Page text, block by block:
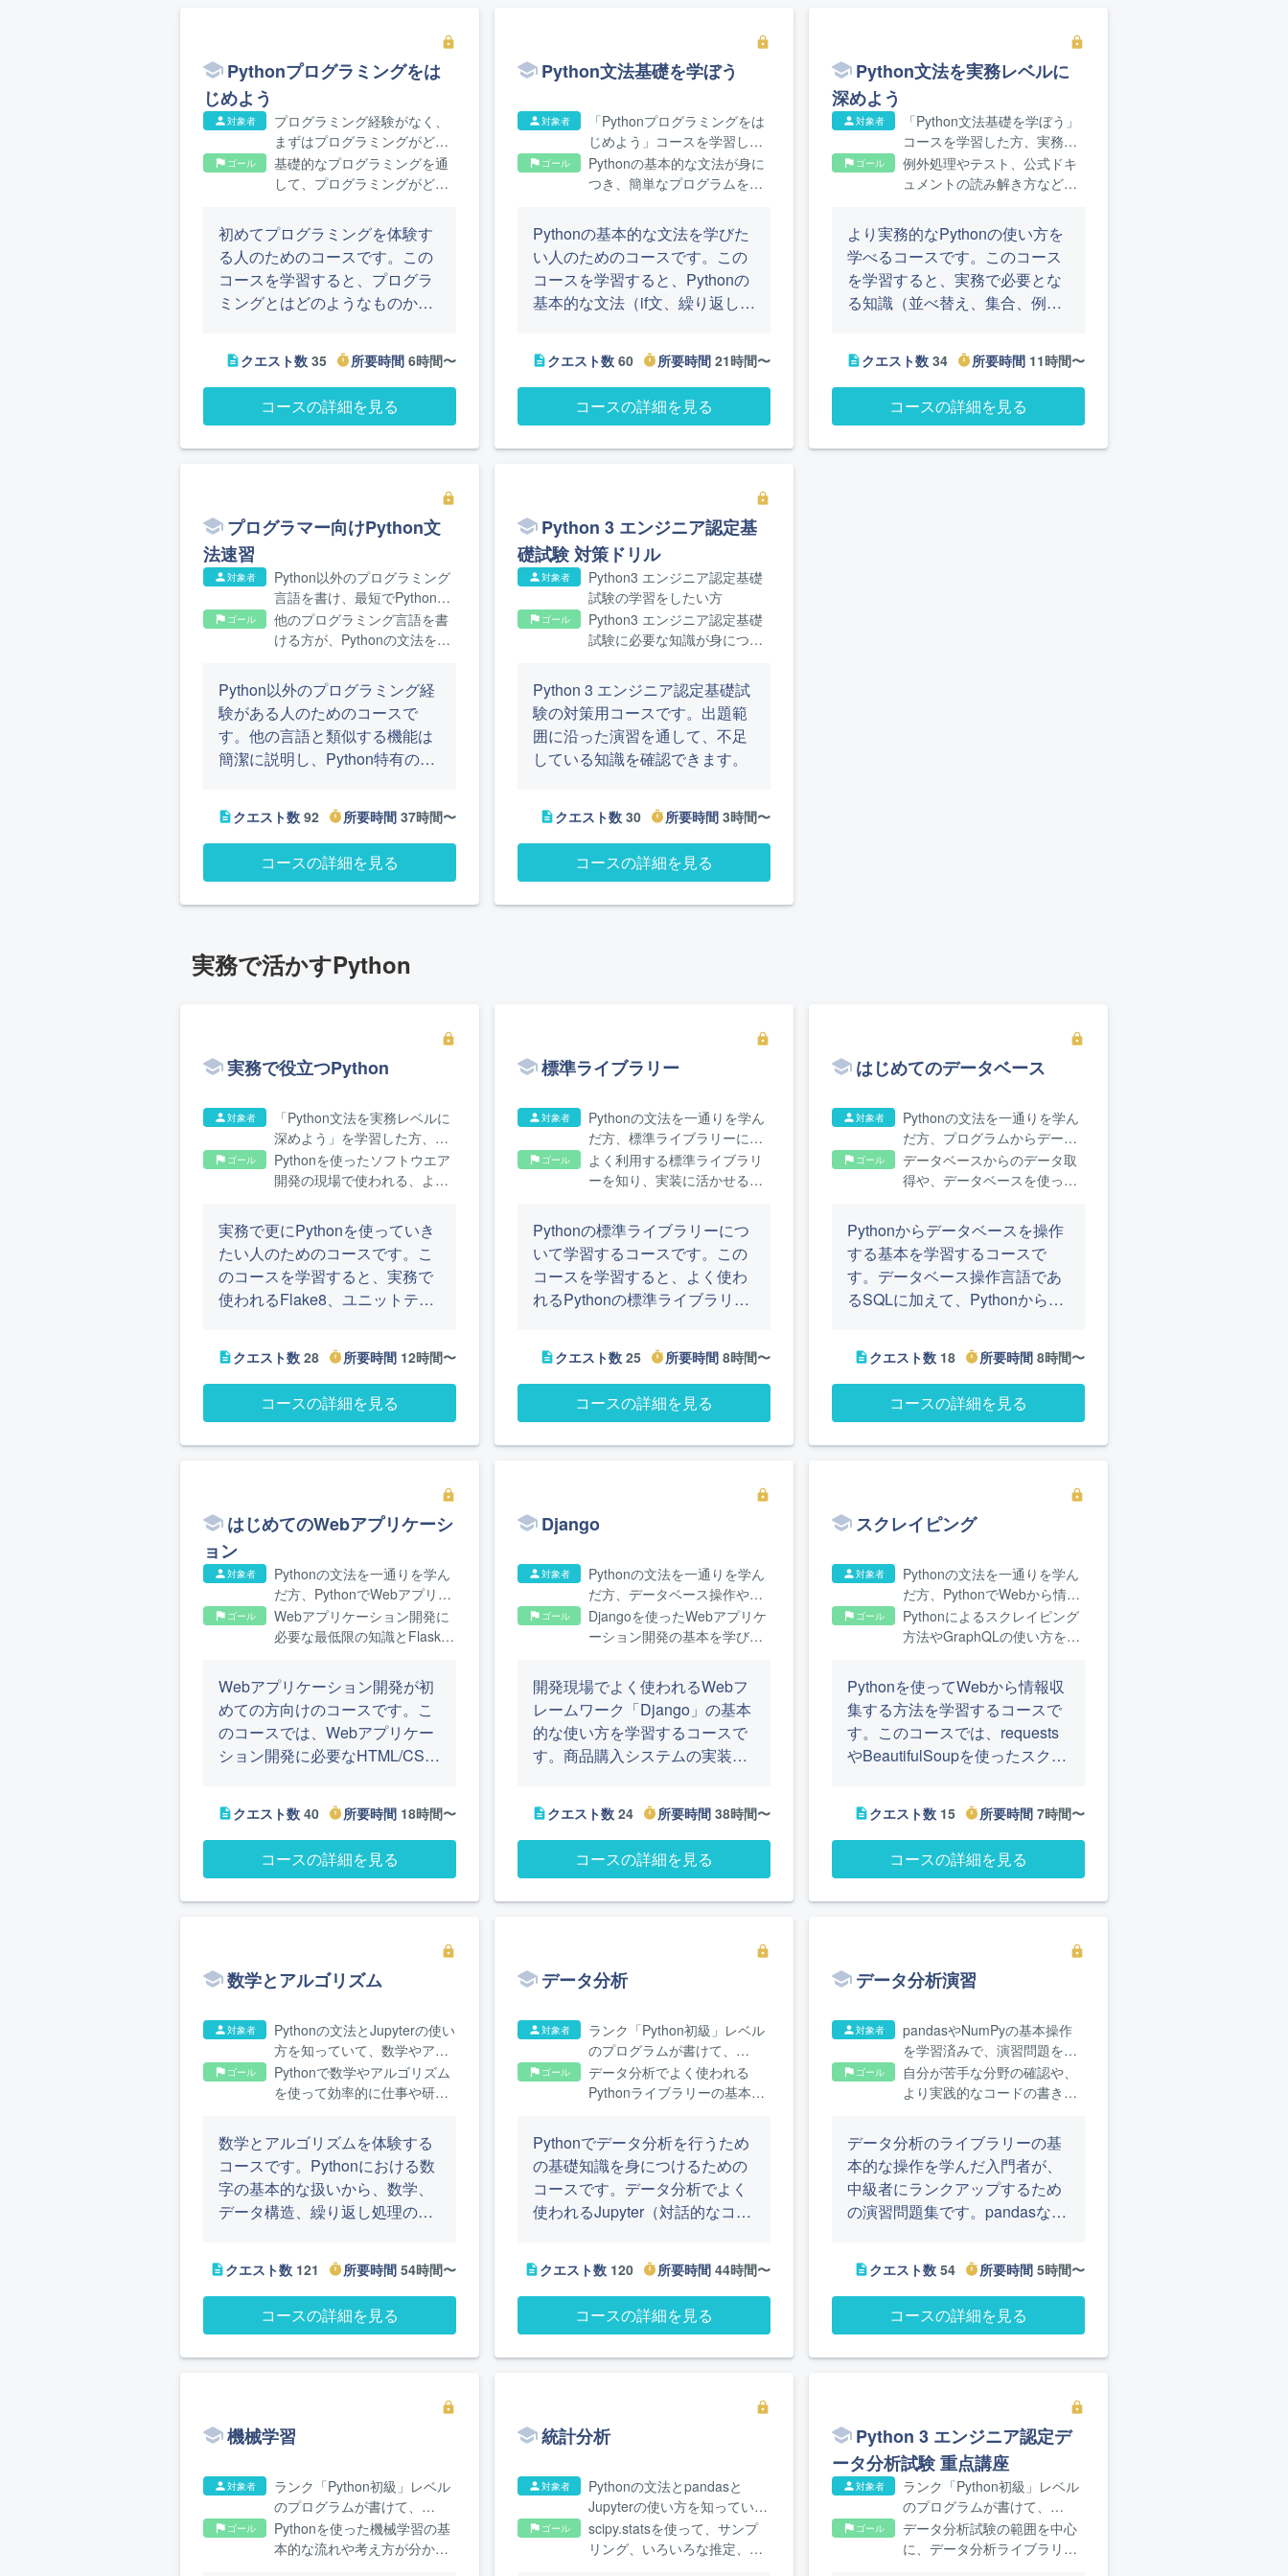
lock
Pythonプログラミングをは
じめよう
person対象者
プログラミング経験がなく、
まずはプログラミングがどの
ようなものか知りたい方
flag ゴール
基礎的なプログラミングを通
して、プログラミングがどの
になります
初めてプログラミングを体験す
る人のためのコースです。この
コースを学習すると、プログラ
ミングとはどのようなものかイ
コースでは、身近な仕事に役に
立つプログラムを作って、一歩
ずつ楽しくプログラミングを学
んでいきます。実際に手を動か
は、学んだことを組み合わせて
実際に使えるプログラムを作れ
るようになります。
descriptionクエスト数 35 timer所要時間 6時間〜
コースの詳細を見る
lock
Python文法基礎を学ぼう
person対象者
「Pythonプログラミングをは
じめよう」コースを学習した
方、Python文法の基礎を学び
たい方
flag ゴール
Pythonの基本的な文法が身に
つき、簡単なプログラムを書
Pythonの基本的な文法を学びた
い人のためのコースです。この
コースを学習すると、Pythonの
基本的な文法（if文、繰り返し、
書き、関数、タプル、文字列、
データ型など）が身につきま
す。また、各ランクの最後の総
合演習では、学んだ内容を組み
descriptionクエスト数 60 timer所要時間 21時間〜
コースの詳細を見る
lock
Python文法を実務レベルに
深めよう
person対象者
「Python文法基礎を学ぼう」
コースを学習した方、実務で
必要なPython文法を学びたい
方
flag ゴール
例外処理やテスト、公式ドキ
ュメントの読み解き方など、
の知識が身につきます
より実務的なPythonの使い方を
学べるコースです。このコース
を学習すると、実務で必要とな
る知識（並べ替え、集合、例外
など）が身につきます。また、
実務では必須の能力である
Python公式ドキュメントの読み
解き方を学べます。
descriptionクエスト数 34 timer所要時間 11時間〜
コースの詳細を見る
lock
プログラマー向けPython文
法速習
person対象者
Python以外のプログラミング
言語を書け、最短でPythonの
基本的な文法を学びたい方
flag ゴール
他のプログラミング言語を書
ける方が、Pythonの文法を理
Python以外のプログラミング経
験がある人のためのコースで
す。他の言語と類似する機能は
簡潔に説明し、Python特有の機
す。Pythonで実装するための知
識に不足がないか確認します。
Pythonの独自性が強いクエスト
は一通り実施する構成になって
descriptionクエスト数 92 timer所要時間 37時間〜
コースの詳細を見る
lock
Python 3 エンジニア認定基
礎試験 対策ドリル
person対象者
Python3 エンジニア認定基礎
試験の学習をしたい方
flag ゴール
Python3 エンジニア認定基礎
試験に必要な知識が身につき
Python 3 エンジニア認定基礎試
験の対策用コースです。出題範
囲に沿った演習を通して、不足
している知識を確認できます。
descriptionクエスト数 30 timer所要時間 3時間〜
コースの詳細を見る
実務で活かすPython
lock
実務で役立つPython
person対象者
「Python文法を実務レベルに
深めよう」を学習した方、ま
たは同等の知識を有する方
flag ゴール
Pythonを使ったソフトウエア
開発の現場で使われる、より
ます
実務で更にPythonを使っていき
たい人のためのコースです。こ
のコースを学習すると、実務で
使われるFlake8、ユニットテス
ついて学び、それらを使ってプ
ログラミングできるようになり
ます。加えて、実務では必須の
能力である設計のやりかたを学
descriptionクエスト数 28 timer所要時間 12時間〜
コースの詳細を見る
lock
標準ライブラリー
person対象者
Pythonの文法を一通りを学ん
だ方、標準ライブラリーにつ
いて詳しくなりたい方
flag ゴール
よく利用する標準ライブラリ
ーを知り、実装に活かせるよ
Pythonの標準ライブラリーにつ
いて学習するコースです。この
コースを学習すると、よく使わ
れるPythonの標準ライブラリー
ます。標準ライブラリーについ
て詳しくなることで、実用的な
プログラムを作りやすくなりま
descriptionクエスト数 25 timer所要時間 8時間〜
コースの詳細を見る
lock
はじめてのデータベース
person対象者
Pythonの文法を一通りを学ん
だ方、プログラムからデータ
ベースを使いたい方
flag ゴール
データベースからのデータ取
得や、データベースを使った
Pythonからデータベースを操作
する基本を学習するコースで
す。データベース操作言語であ
るSQLに加えて、Pythonから
あるSQLite3やSQLAlchemyの基
本も学べます。
descriptionクエスト数 18 timer所要時間 8時間〜
コースの詳細を見る
lock
はじめてのWebアプリケーシ
ョン
person対象者
Pythonの文法を一通りを学ん
だ方、PythonでWebアプリケ
ーション開発をしたい方
flag ゴール
Webアプリケーション開発に
必要な最低限の知識とFlaskの
リ開発の全体像を把握できる
ようになります
Webアプリケーション開発が初
めての方向けのコースです。こ
のコースでは、Webアプリケー
ション開発に必要なHTML/CSS
やセッション管理、画面作成な
どのWeb技術の概念を学べま
す。WebフレームワークFlaskを
使ってさまざまな簡易Webアプ
す。
descriptionクエスト数 40 timer所要時間 18時間〜
コースの詳細を見る
lock
Django
person対象者
Pythonの文法を一通りを学ん
だ方、データベース操作や
HTML/CSSなどのWebアプリ
ケーション開発の基礎を学ん
flag ゴール
Djangoを使ったWebアプリケ
ーション開発の基本を学び、
になります。また、Djangoを
使ったECサイト開発、
WebAPI開発を体験できま
す。
開発現場でよく使われるWebフ
レームワーク「Django」の基本
的な使い方を学習するコースで
す。商品購入システムの実装を
ジネーション、テンプレートを
使った画面作成、テストの書き
方など、実際の開発現場で必要
となる技術を身につけます。最
descriptionクエスト数 24 timer所要時間 38時間〜
コースの詳細を見る
lock
スクレイピング
person対象者
Pythonの文法を一通りを学ん
だ方、PythonでWebから情報
を集める方法を知りたい方
flag ゴール
Pythonによるスクレイピング
方法やGraphQLの使い方を体
Pythonを使ってWebから情報収
集する方法を学習するコースで
す。このコースでは、requests
やBeautifulSoupを使ったスクレ
GraphQLの使い方も体験できま
す。
descriptionクエスト数 15 timer所要時間 7時間〜
コースの詳細を見る
lock
数学とアルゴリズム
person対象者
Pythonの文法とJupyterの使い
方を知っていて、数学やアル
ゴリズムの知識を身につけた
い方
flag ゴール
Pythonで数学やアルゴリズム
を使って効率的に仕事や研究
数学とアルゴリズムを体験する
コースです。Pythonにおける数
字の基本的な扱いから、数学、
データ構造、繰り返し処理のラ
再帰や動的最適化などのいろい
ろなアルゴリズムを学習しま
す。
descriptionクエスト数 121 timer所要時間 54時間〜
コースの詳細を見る
lock
データ分析
person対象者
ランク「Python初級」レベル
のプログラムが書けて、
Pythonによるデータ処理の基
本を学びたい方
flag ゴール
データ分析でよく使われる
Pythonライブラリーの基本が
Pythonでデータ分析を行うため
の基礎知識を身につけるための
コースです。データ分析でよく
使われるJupyter（対話的なコー
画）、pandas（データ処理）、
NumPy（数値計算処理）などの
Pythonライブラリーについて、
基本的な使い方を学びます。
descriptionクエスト数 120 timer所要時間 44時間〜
コースの詳細を見る
lock
データ分析演習
person対象者
pandasやNumPyの基本操作
を学習済みで、演習問題を通
して理解度を確認したい方
flag ゴール
自分が苦手な分野の確認や、
より実践的なコードの書き方
データ分析のライブラリーの基
本的な操作を学んだ入門者が、
中級者にランクアップするため
の演習問題集です。pandasなど
や、より実践的な使い方の習得
ができます。他のランクでは学
んでいない機能や応用的な使い
方についてもあえて出題してい
descriptionクエスト数 54 timer所要時間 5時間〜
コースの詳細を見る
lock
機械学習
person対象者
ランク「Python初級」レベル
のプログラムが書けて、
Pythonを使った機械学習に入
門したい方
flag ゴール
Pythonを使った機械学習の基
本的な流れや考え方が分かる
lock
統計分析
person対象者
Pythonの文法とpandasと
Jupyterの使い方を知ってい
て、統計分析の知識を身につ
けたい方
flag ゴール
scipy.statsを使って、サンプ
リング、いろいろな推定、仮
lock
Python 3 エンジニア認定デ
ータ分析試験 重点講座
person対象者
ランク「Python初級」レベル
のプログラムが書けて、
Python 3 エンジニア認定デー
タ分析試験の学習をしたい方
flag ゴール
データ分析試験の範囲を中心
に、データ分析ライブラリー